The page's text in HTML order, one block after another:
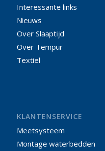
Interessante links
Nieuws
Over Slaaptijd
Over Tempur
Textiel
KLANTENSERVICE
Meetsysteem
Montage waterbedden